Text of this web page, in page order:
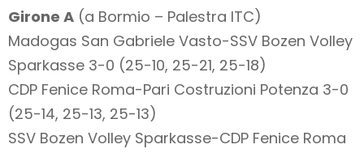
Girone A (a Bormio – Palestra ITC)
Madogas San Gabriele Vasto-SSV Bozen Volley
Sparkasse 3-0 (25-10, 25-21, 25-18)
CDP Fenice Roma-Pari Costruzioni Potenza 3-0
(25-14, 25-13, 25-13)
SSV Bozen Volley Sparkasse-CDP Fenice Roma